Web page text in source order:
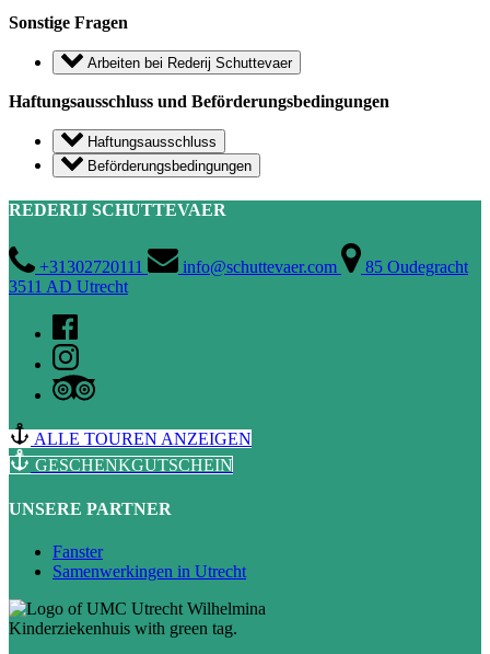
Sonstige Fragen
Arbeiten bei Rederij Schuttevaer
Haftungsausschluss und Beförderungsbedingungen
Haftungsausschluss
Beförderungsbedingungen
REDERIJ SCHUTTEVAER
+31302720111 info@schuttevaer.com
85 Oudegracht
3511 AD Utrecht
ALLE TOUREN ANZEIGEN
GESCHENKGUTSCHEIN
UNSERE PARTNER
Fanster
Samenwerkingen in Utrecht